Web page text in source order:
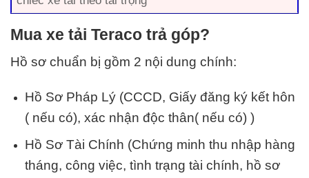
Mua xe tải Teraco trả góp?
Hồ sơ chuẩn bị gồm 2 nội dung chính:
Hồ Sơ Pháp Lý (CCCD, Giấy đăng ký kết hôn
( nếu có), xác nhận độc thân( nếu có) )
Hồ Sơ Tài Chính (Chứng minh thu nhập hàng
tháng, công việc, tình trạng tài chính, hồ sơ